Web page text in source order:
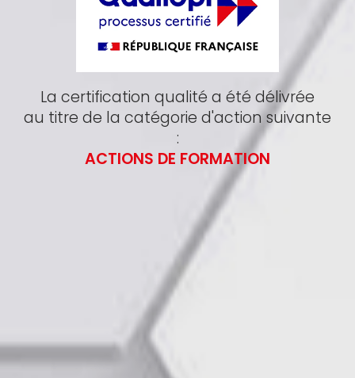
La certification qualité a été délivrée
au titre de la catégorie d'action suivante
:
ACTIONS DE FORMATION